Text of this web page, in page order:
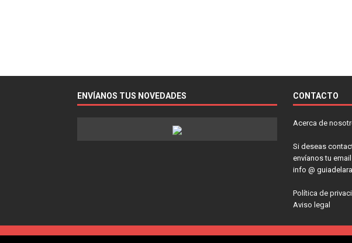
ENVÍANOS TUS NOVEDADES CONTACTO
Acerca de
Si deseas
envíanos tu
info @
Política de
Aviso legal